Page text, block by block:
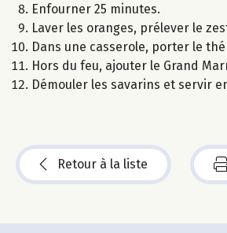
Enfourner 25 minutes.
Laver les oranges, prélever le
Dans une casserole, porter le
Hors du feu, ajouter le Grand
Démouler les savarins et servir
Retour à la liste